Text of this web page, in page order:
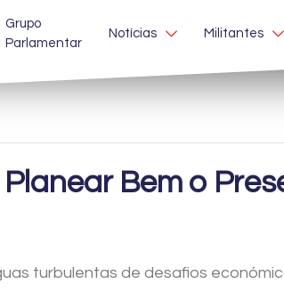
Grupo
Parlamentar
Notícias Militantes
Bem o
turbulentas de desafios